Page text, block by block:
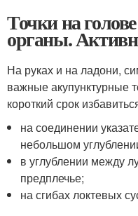
Точки на
органы.
На руках и на ладони,
важные акупунктурные
короткий срок
на соединении
небольшом
в углублении между
предплечье;
на сгибах локтевых